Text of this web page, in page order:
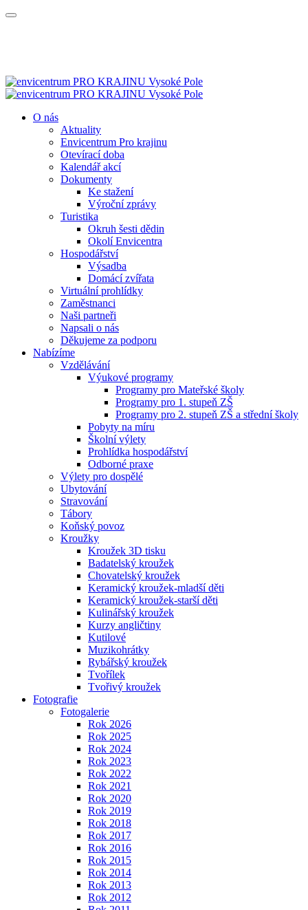
O nás
Aktuality
Envicentrum Pro krajinu
Otevírací doba
Kalendář akcí
Dokumenty
Ke stažení
Výroční zprávy
Turistika
Okruh šesti dědin
Okolí Envicentra
Hospodářství
Výsadba
Domácí zvířata
Virtuální prohlídky
Zaměstnanci
Naši partneři
Napsali o nás
Děkujeme za podporu
Nabízíme
Vzdělávání
Výukové programy
Programy pro Mateřské školy
Programy pro 1. stupeň ZŠ
Programy pro 2. stupeň ZŠ a střední školy
Pobyty na míru
Školní výlety
Prohlídka hospodářství
Odborné praxe
Výlety pro dospělé
Ubytování
Stravování
Tábory
Koňský povoz
Kroužky
Kroužek 3D tisku
Badatelský kroužek
Chovatelský kroužek
Keramický kroužek-mladší děti
Keramický kroužek-starší děti
Kulinářský kroužek
Kurzy angličtiny
Kutilové
Muzikohrátky
Rybářský kroužek
Tvořílek
Tvořivý kroužek
Fotografie
Fotogalerie
Rok 2026
Rok 2025
Rok 2024
Rok 2023
Rok 2022
Rok 2021
Rok 2020
Rok 2019
Rok 2018
Rok 2017
Rok 2016
Rok 2015
Rok 2014
Rok 2013
Rok 2012